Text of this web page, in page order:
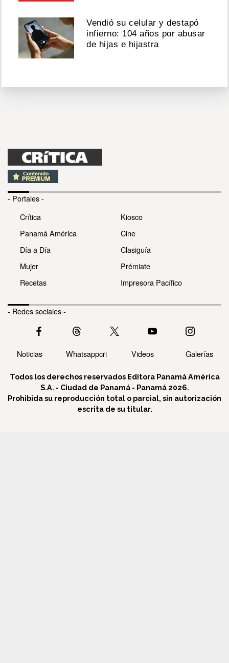
Vendió su celular y destapó
infierno: 104 años por abusar
de hijas e hijastra
- Portales -
Crítica
Panamá América
Día a Día
Mujer
Recetas
Kiosco
Cine
Clasiguía
Prémiate
Impresora Pacífico
- Redes sociales -
Noticias Whatsappcri Videos Galerías
Todos los derechos reservados Editora Panamá América
S.A. - Ciudad de Panamá - Panamá 2026.
Prohibida su reproducción total o parcial, sin autorización
escrita de su titular.